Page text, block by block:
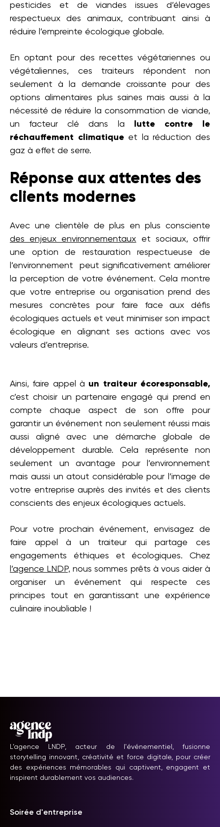
pesticides et de viandes issues d’élevages
respectueux des animaux, contribuant ainsi à
réduire l’empreinte écologique globale.
En optant pour des recettes végétariennes ou
végétaliennes, ces traiteurs répondent non
seulement à la demande croissante pour des
options alimentaires plus saines mais aussi à la
nécessité de réduire la consommation de viande,
un facteur clé dans la lutte contre le
réchauffement climatique et la réduction des
gaz à effet de serre.
Réponse aux attentes des
clients modernes
Avec une clientèle de plus en plus consciente
des enjeux environnementaux et sociaux, offrir
une option de restauration respectueuse de
l’environnement peut significativement améliorer
la perception de votre événement. Cela montre
que votre entreprise ou organisation prend des
mesures concrètes pour faire face aux défis
écologiques actuels et veut minimiser son impact
écologique en alignant ses actions avec vos
valeurs d’entreprise.
Ainsi, faire appel à un traiteur écoresponsable,
c’est choisir un partenaire engagé qui prend en
compte chaque aspect de son offre pour
garantir un événement non seulement réussi mais
aussi aligné avec une démarche globale de
développement durable. Cela représente non
seulement un avantage pour l’environnement
mais aussi un atout considérable pour l’image de
votre entreprise auprès des invités et des clients
conscients des enjeux écologiques actuels.
Pour votre prochain événement, envisagez de
faire appel à un traiteur qui partage ces
engagements éthiques et écologiques. Chez
l’agence LNDP, nous sommes prêts à vous aider à
organiser un événement qui respecte ces
principes tout en garantissant une expérience
culinaire inoubliable !
L’agence LNDP, acteur de l'événementiel, fusionne
storytelling innovant, créativité et force digitale, pour créer
des expériences mémorables qui captivent, engagent et
inspirent durablement vos audiences.
Soirée d'entreprise